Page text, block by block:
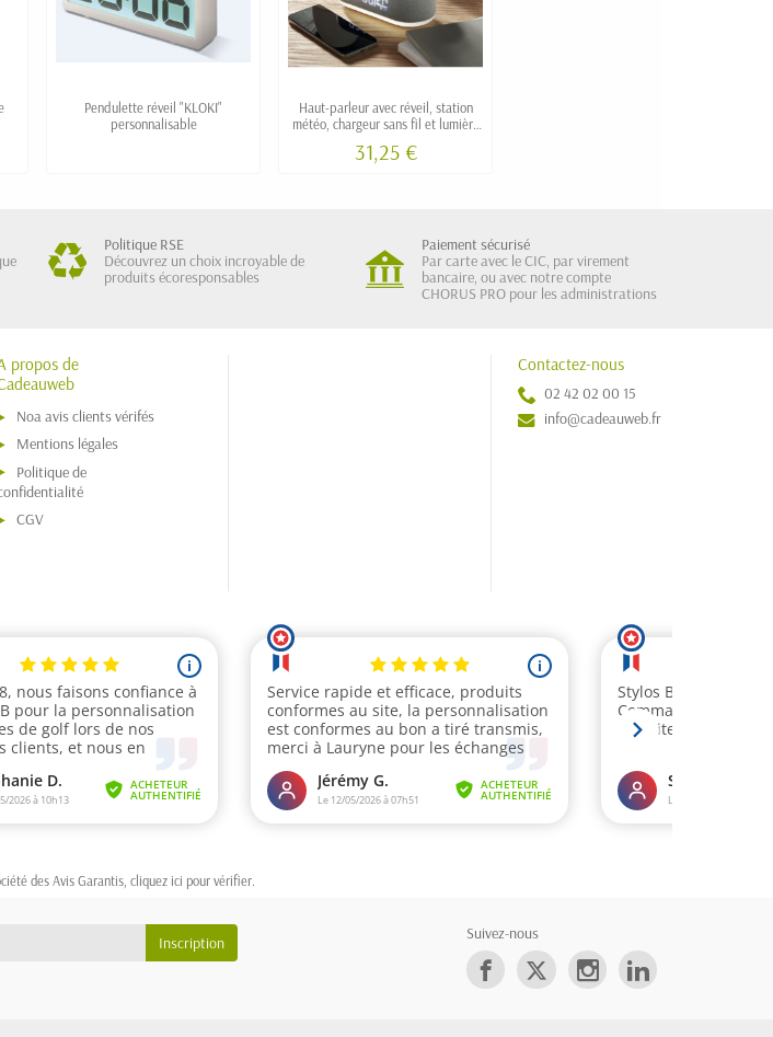
Pendulette réveil "KLOKI"
personnalisable
Haut-parleur avec réveil, station
météo, chargeur sans fil et lumière
31,25 €
Politique RSE
Découvrez un choix incroyable de
produits écoresponsables
Paiement sécurisé
Par carte avec le CIC, par virement
bancaire, ou avec notre compte
CHORUS PRO pour les administrations
propos de
Noa avis clients vérifés
Mentions légales
Politique de
CGV
Contactez-nous
02 42 02 00 15
info@cadeauweb.fr
des Avis Garantis, cliquez ici pour vérifier
Suivez-nous